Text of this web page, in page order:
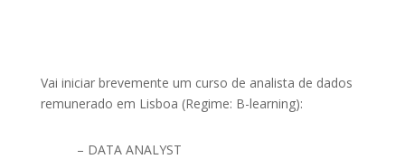
Vai iniciar brevemente um curso de analista de dados
remunerado em Lisboa (Regime: B-learning):
– DATA ANALYST